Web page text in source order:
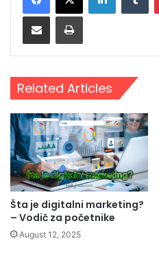
Share via Email Print
Related Articles
Šta je digitalni marketing?
– Vodič za početnike
August 12, 2025